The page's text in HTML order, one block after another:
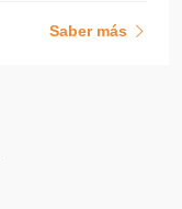
Saber más